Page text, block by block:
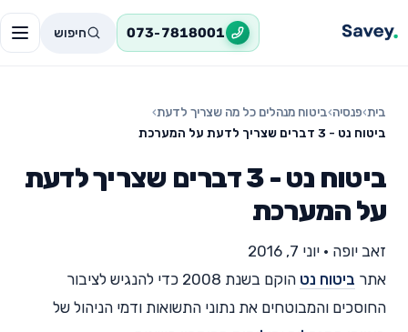
073-7818001 חיפוש
בית›פנסיה›ביטוח מנהלים כל מה שצריך לדעת›
ביטוח נט - 3 דברים שצריך לדעת על המערכת
ביטוח נט - 3 דברים שצריך לדעת
על המערכת
זאב יופה • יוני 7, 2016
אתר ביטוח נט
הוקם בשנת 2008 כדי להנגיש לציבור
החוסכים והמבוטחים את נתוני התשואות ודמי הניהול של